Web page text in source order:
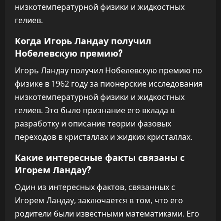
низкотемпературной физики и жидкостных
гелиев.
Когда Игорь Ландау получил
Нобелевскую премию?
Игорь Ландау получил Нобелевскую премию по
физике в 1962 году за пионерские исследования
низкотемпературной физики и жидкостных
гелиев. Это было признание его вклада в
разработку и описание теории фазовых
переходов в кристаллах и жидких кристаллах.
Какие интересные факты связаны с
Игорем Ландау?
Один из интересных фактов, связанных с
Игорем Ландау, заключается в том, что его
родители были известными математиками. Его